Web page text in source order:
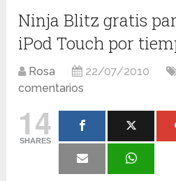
Ninja Blitz gratis
iPod Touch por
Rosa 22/07/2010
comentarios
14
SHARES